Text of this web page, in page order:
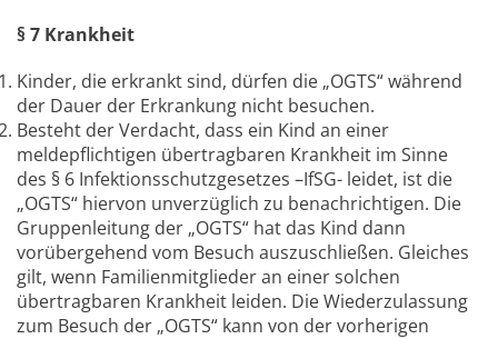
§ 7 Krankheit
Kinder, die erkrankt sind, dürfen die „OGTS“ während
der Dauer der Erkrankung nicht besuchen.
Besteht der Verdacht, dass ein Kind an einer
meldepflichtigen übertragbaren Krankheit im Sinne
des § 6 Infektionsschutzgesetzes –IfSG- leidet, ist die
„OGTS“ hiervon unverzüglich zu benachrichtigen. Die
Gruppenleitung der „OGTS“ hat das Kind dann
vorübergehend vom Besuch auszuschließen. Gleiches
gilt, wenn Familienmitglieder an einer solchen
übertragbaren Krankheit leiden. Die Wiederzulassung
zum Besuch der „OGTS“ kann von der vorherigen